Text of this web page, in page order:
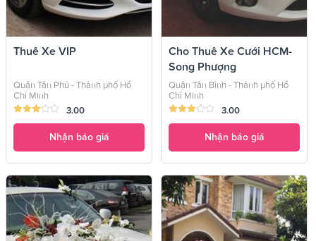
Thuê Xe VIP
Quận Tân Phú - Thành phố Hồ
Chí Minh
3.00
Nhận báo giá
Cho Thuê Xe Cưới HCM-
Song Phượng
Quận Tân Bình - Thành phố Hồ
Chí Minh
3.00
Nhận báo giá